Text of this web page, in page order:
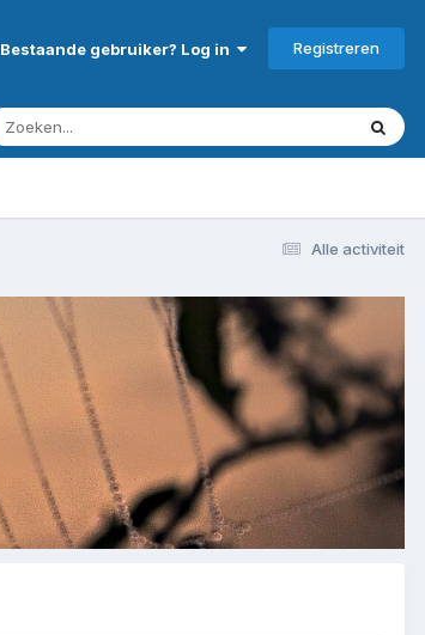
Bestaande gebruiker? Log in Registreren
Alle activiteit